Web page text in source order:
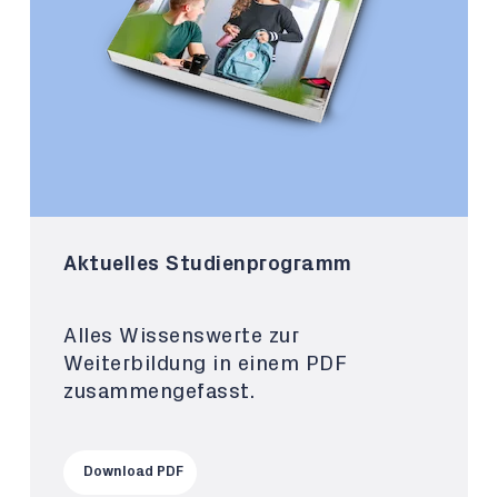
Aktuelles Studienprogramm
Alles Wissenswerte zur
Weiterbildung in einem PDF
zusammengefasst.
Download PDF